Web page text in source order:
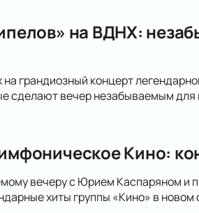
на ВДНХ:
грандиозный концерт
сделают вечер незабываемым для
Кино:
вечеру с Юрием Каспаряном и
хиты группы «Кино» в